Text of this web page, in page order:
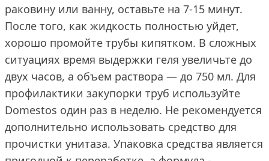
раковину или ванну, оставьте на 7-15 минут.
После того, как жидкость полностью уйдет,
хорошо промойте трубы кипятком. В сложных
ситуациях время выдержки геля увеличьте до
двух часов, а объем раствора — до 750 мл. Для
профилактики закупорки труб используйте
Domestos один раз в неделю. Не рекомендуется
дополнительно использовать средство для
прочистки унитаза. Упаковка средства является